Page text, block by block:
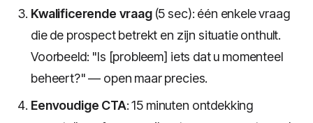
Kwalificerende vraag(5 sec): één enkele vraag
die de prospect betrekt en zijn situatie onthult.
Voorbeeld: "Is [probleem] iets dat u momenteel
beheert?" — open maar precies.
Eenvoudige CTA: 15 minuten ontdekking